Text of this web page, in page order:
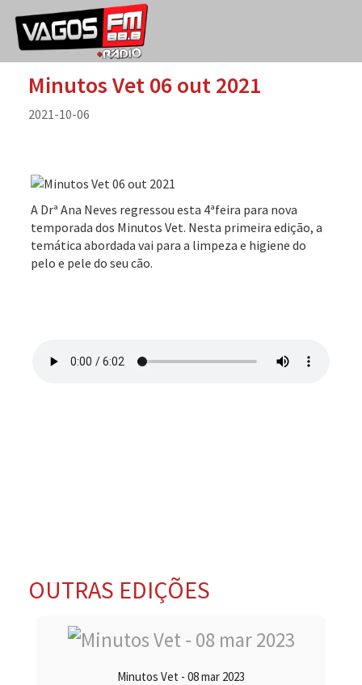
Minutos Vet 06 out 2021
2021-10-06
A Drª Ana Neves regressou esta 4ªfeira para nova
temporada dos Minutos Vet. Nesta primeira edição, a
temática abordada vai para a limpeza e higiene do
pelo e pele do seu cão.
OUTRAS EDIÇÕES
Minutos Vet - 08 mar 2023